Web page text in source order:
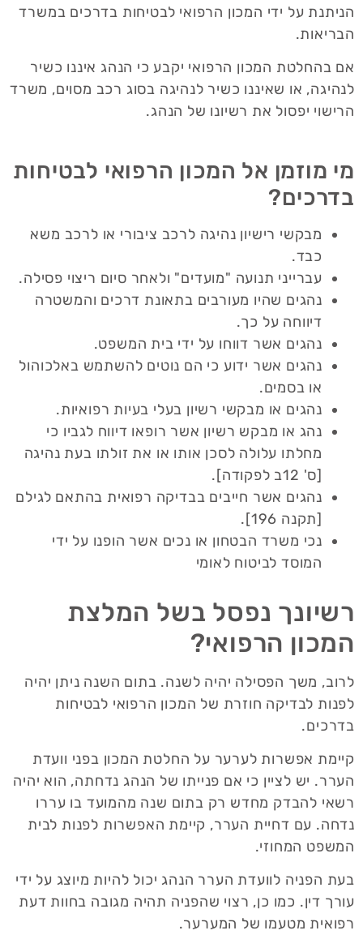
הניתנת על ידי המכון הרפואי לבטיחות בדרכים במשרד
הבריאות.
אם בהחלטת המכון הרפואי יקבע כי הנהג איננו כשיר
לנהיגה, או שאיננו כשיר לנהיגה בסוג רכב מסוים, משרד
הרישוי יפסול את רשיונו של הנהג.
מי מוזמן אל המכון הרפואי לבטיחות
בדרכים?
מבקשי רישיון נהיגה לרכב ציבורי או לרכב משא
כבד.
עברייני תנועה "מועדים" ולאחר סיום ריצוי פסילה.
נהגים שהיו מעורבים בתאונת דרכים והמשטרה
דיווחה על כך.
נהגים אשר דווחו על ידי בית המשפט.
נהגים אשר ידוע כי הם נוטים להשתמש באלכוהול
או בסמים.
נהגים או מבקשי רשיון בעלי בעיות רפואיות.
נהג או מבקש רשיון אשר רופאו דיווח לגביו כי
מחלתו עלולה לסכן אותו או את זולתו בעת נהיגה
[ס' 12ב לפקודה].
נהגים אשר חייבים בבדיקה רפואית בהתאם לגילם
[תקנה 196].
נכי משרד הבטחון או נכים אשר הופנו על ידי
המוסד לביטוח לאומי
רשיונך נפסל בשל המלצת
המכון הרפואי?
לרוב, משך הפסילה יהיה לשנה. בתום השנה ניתן יהיה
לפנות לבדיקה חוזרת של המכון הרפואי לבטיחות
בדרכים.
קיימת אפשרות לערער על החלטת המכון בפני וועדת
הערר. יש לציין כי אם פנייתו של הנהג נדחתה, הוא יהיה
רשאי להבדק מחדש רק בתום שנה מהמועד בו עררו
נדחה. עם דחיית הערר, קיימת האפשרות לפנות לבית
המשפט המחוזי.
בעת הפניה לוועדת הערר הנהג יכול להיות מיוצג על ידי
עורך דין. כמו כן, רצוי שהפניה תהיה מגובה בחוות דעת
רפואית מטעמו של המערער.